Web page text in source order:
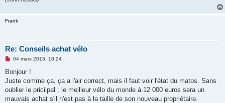
Frank
Re: Conseils achat vélo
M
s
a
g
n
04 mars 2015, 18:24
Bonjour !
Juste comme ça, ça a l'air correct, mais il faut voir l'état du matos. Sans
oublier le priciipal : le meilleur vélo du monde à.12 000 euros sera un
mauvais achat s'il n'est pas à la taille de son nouveau propriétaire.